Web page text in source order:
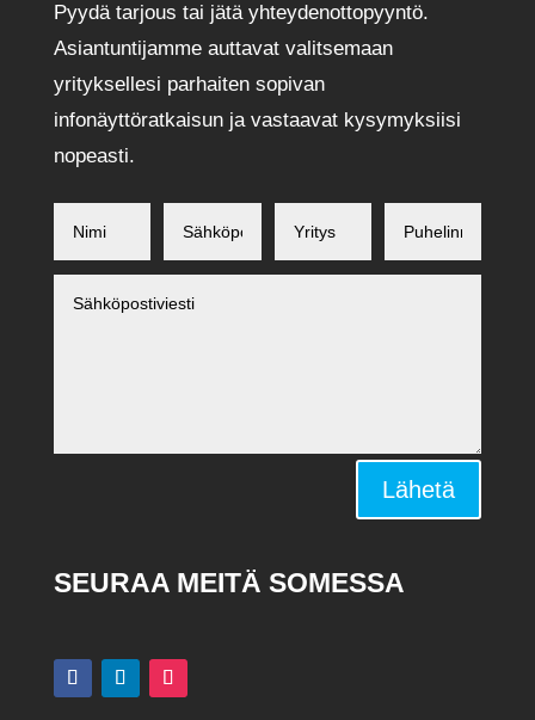
Pyydä tarjous tai jätä yhteydenottopyyntö.
Asiantuntijamme auttavat valitsemaan
yrityksellesi parhaiten sopivan
infonäyttöratkaisun ja vastaavat kysymyksiisi
nopeasti.
Lähetä
SEURAA MEITÄ SOMESSA